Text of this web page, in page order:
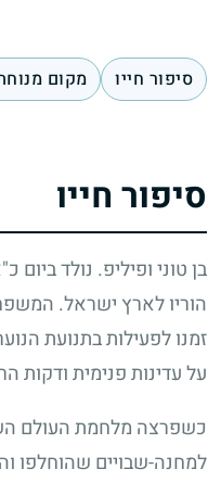
סיפור חייו מקום
סיפור חייו
בן טוני ופיליפ. נולד
הוריו לארץ ישראל.
זמנו לפעילות בתנועת
על עדינות פנימית ודקות
כשפרצה מלחמת העולם
למחנה-שבויים שהוחלפו